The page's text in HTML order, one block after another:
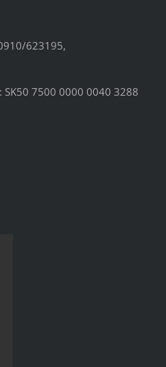
623195,
7500 0000 0040 3288